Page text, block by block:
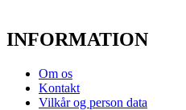
INFORMATION
Om os
Kontakt
Vilkår og person data